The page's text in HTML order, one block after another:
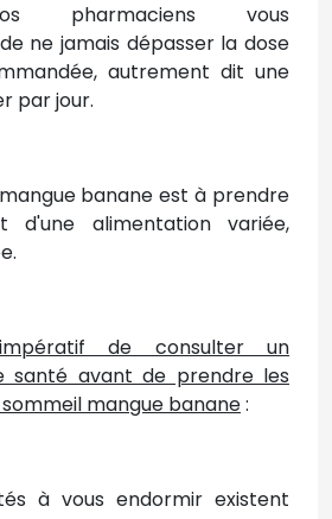
pharmaciens vous
ne jamais dépasser la dose
autrement dit une
par jour.
banane est à prendre
d'une alimentation variée,
de consulter un
santé avant de prendre les
sommeil mangue banane:
à vous endormir existent